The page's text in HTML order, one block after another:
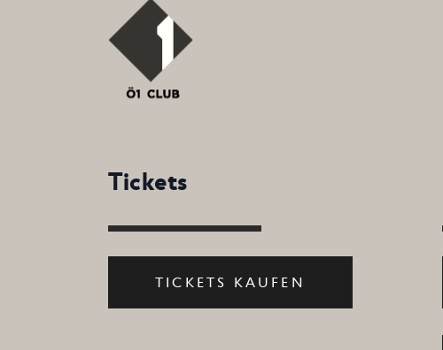
Tickets
TICKETS KAUFEN